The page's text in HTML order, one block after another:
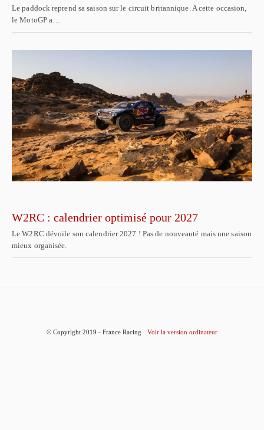
Le paddock reprend sa saison sur le circuit britannique. A cette occasion,
le MotoGP a…
W2RC : calendrier optimisé pour 2027
Le W2RC dévoile son calendrier 2027 ! Pas de nouveauté mais une saison
mieux organisée.
© Copyright 2019 - France Racing Voir la version ordinateur